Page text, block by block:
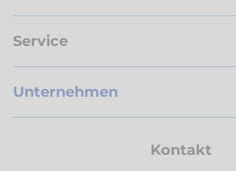
Service
Unternehmen
Kontakt